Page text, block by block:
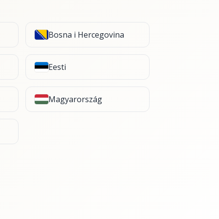
Bosna i Hercegovina
Eesti
Magyarország